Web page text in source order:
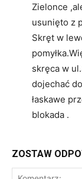
Zielonce
usunięto z
Skręt w
skręca w
dojechać
łaskawe
blokada .
ZOSTAW